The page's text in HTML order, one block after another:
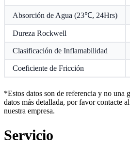
Absorción de Agua (23℃, 24Hrs)
Dureza Rockwell
Clasificación de Inflamabilidad
Coeficiente de Fricción
*Estos datos son de referencia y no una
datos más detallada, por favor contacte
nuestra empresa.
Servicio